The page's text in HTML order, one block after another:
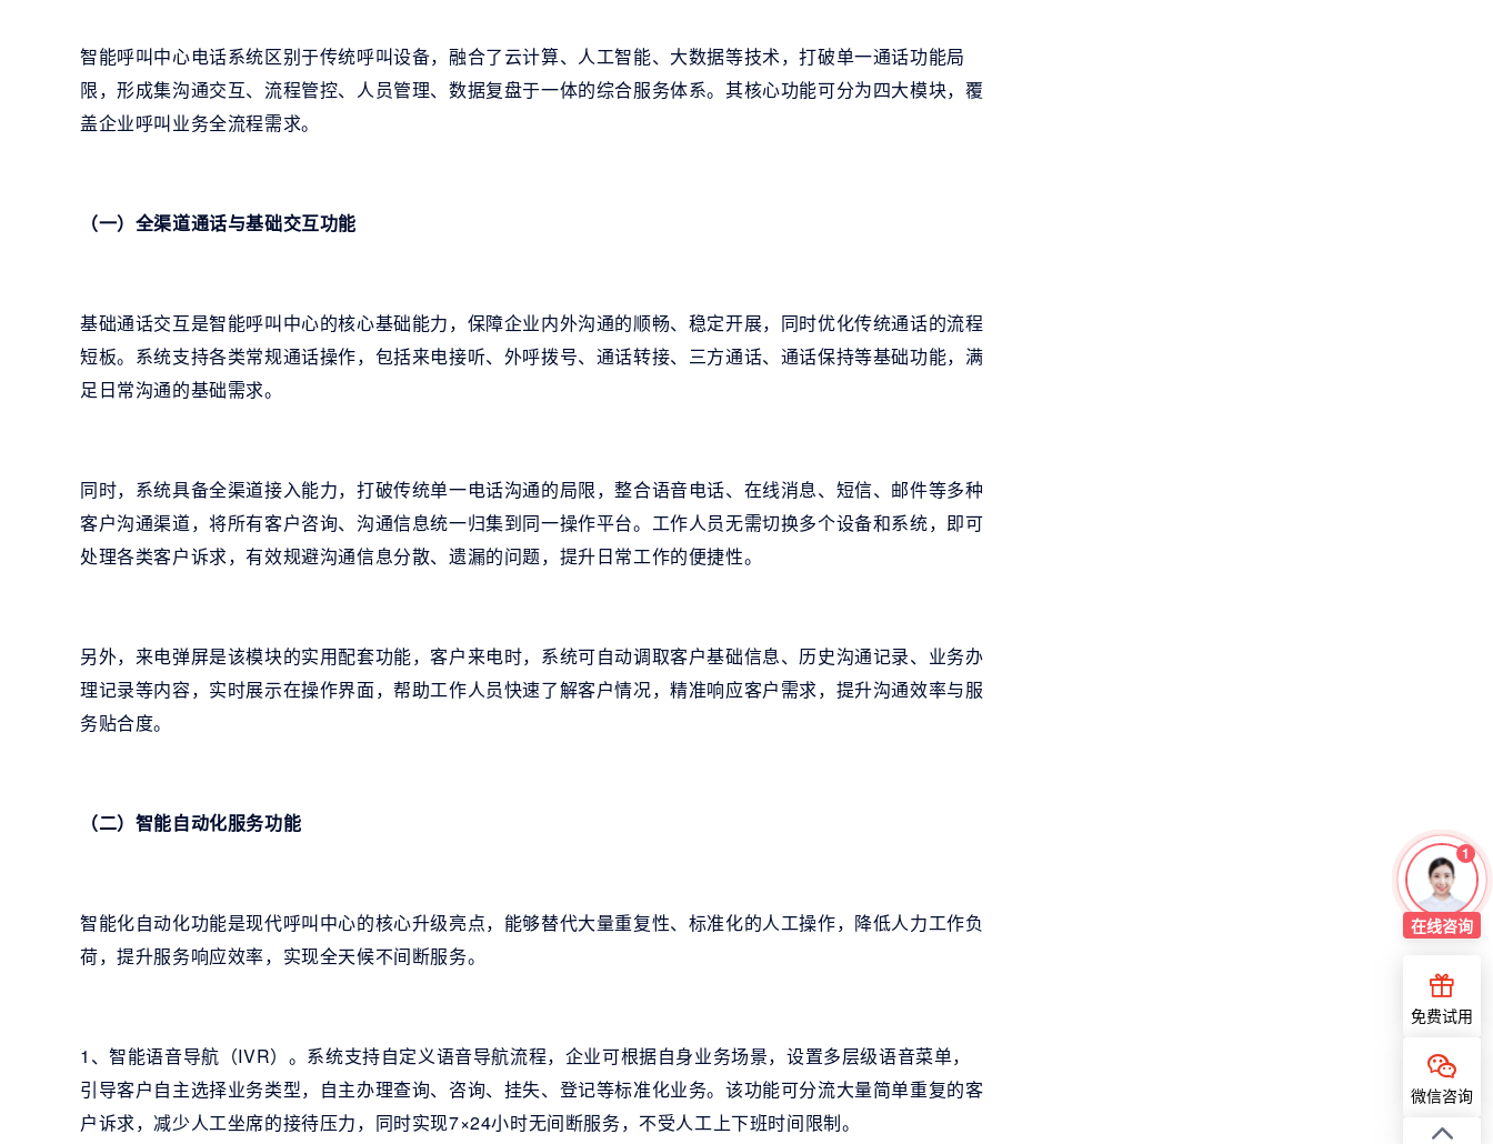
智能呼叫中心电话系统区别于传统呼叫设备，融合了云计算、人工智能、大数据等技术，打破单一通话功能局
限，形成集沟通交互、流程管控、人员管理、数据复盘于一体的综合服务体系。其核心功能可分为四大模块，覆
盖企业呼叫业务全流程需求。
（一）全渠道通话与基础交互功能
基础通话交互是智能呼叫中心的核心基础能力，保障企业内外沟通的顺畅、稳定开展，同时优化传统通话的流程
短板。系统支持各类常规通话操作，包括来电接听、外呼拨号、通话转接、三方通话、通话保持等基础功能，满
足日常沟通的基础需求。
同时，系统具备全渠道接入能力，打破传统单一电话沟通的局限，整合语音电话、在线消息、短信、邮件等多种
客户沟通渠道，将所有客户咨询、沟通信息统一归集到同一操作平台。工作人员无需切换多个设备和系统，即可
处理各类客户诉求，有效规避沟通信息分散、遗漏的问题，提升日常工作的便捷性。
另外，来电弹屏是该模块的实用配套功能，客户来电时，系统可自动调取客户基础信息、历史沟通记录、业务办
理记录等内容，实时展示在操作界面，帮助工作人员快速了解客户情况，精准响应客户需求，提升沟通效率与服
务贴合度。
（二）智能自动化服务功能
智能化自动化功能是现代呼叫中心的核心升级亮点，能够替代大量重复性、标准化的人工操作，降低人力工作负
荷，提升服务响应效率，实现全天候不间断服务。
1、智能语音导航（IVR）。系统支持自定义语音导航流程，企业可根据自身业务场景，设置多层级语音菜单，
引导客户自主选择业务类型，自主办理查询、咨询、挂失、登记等标准化业务。该功能可分流大量简单重复的客
户诉求，减少人工坐席的接待压力，同时实现7×24小时无间断服务，不受人工上下班时间限制。
1
在线咨询
免费试用
微信咨询